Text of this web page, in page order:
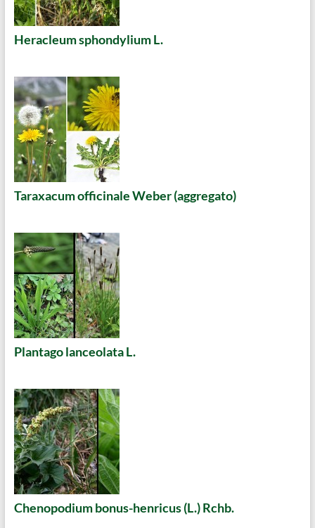
Heracleum sphondylium L.
Taraxacum officinale Weber (aggregato)
Plantago lanceolata L.
Chenopodium bonus-henricus (L.) Rchb.